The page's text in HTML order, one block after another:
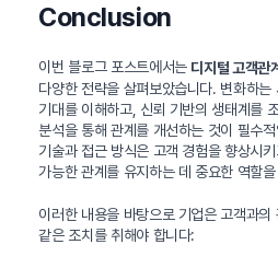
Conclusion
이번 블로그 포스트에서는 디지털 고객관
다양한 전략을 살펴보았습니다. 변화하는
기대를 이해하고, 신뢰 기반의 생태계를
분석을 통해 관계를 개선하는 것이 필수
기술과 접근 방식은 고객 경험을 향상시
가능한 관계를 유지하는 데 중요한 역할
이러한 내용을 바탕으로 기업은 고객과
같은 조치를 취해야 합니다: